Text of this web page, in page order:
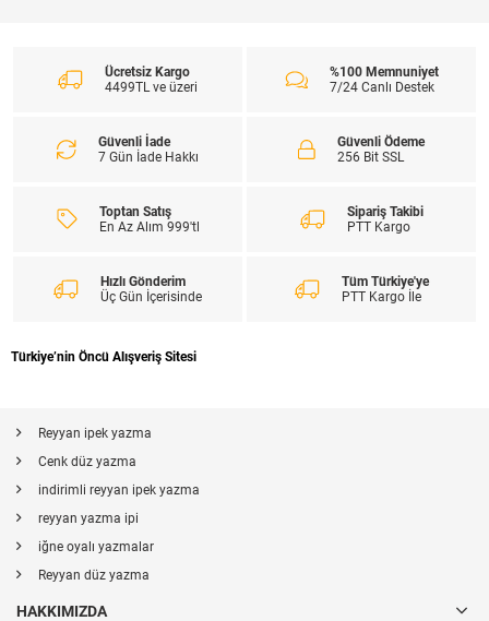
Ücretsiz Kargo
4499TL ve üzeri
%100 Memnuniyet
7/24 Canlı Destek
Güvenli İade
7 Gün İade Hakkı
Güvenli Ödeme
256 Bit SSL
Toptan Satış
En Az Alım 999'tl
Sipariş Takibi
PTT Kargo
Hızlı Gönderim
Üç Gün İçerisinde
Tüm Türkiye'ye
PTT Kargo İle
Türkiye’nin Öncü Alışveriş Sitesi
Reyyan ipek yazma
Cenk düz yazma
indirimli reyyan ipek yazma
reyyan yazma ipi
iğne oyalı yazmalar
Reyyan düz yazma
HAKKIMIZDA